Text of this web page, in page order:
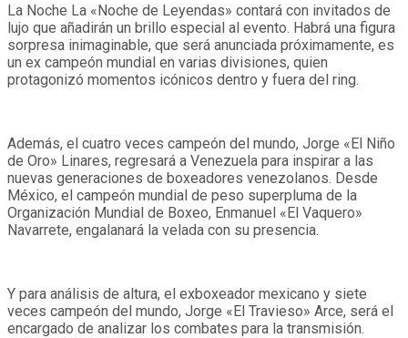
La Noche La «Noche de Leyendas» contará con invitados de
lujo que añadirán un brillo especial al evento. Habrá una figura
sorpresa inimaginable, que será anunciada próximamente, es
un ex campeón mundial en varias divisiones, quien
protagonizó momentos icónicos dentro y fuera del ring.
Además, el cuatro veces campeón del mundo, Jorge «El Niño
de Oro» Linares, regresará a Venezuela para inspirar a las
nuevas generaciones de boxeadores venezolanos. Desde
México, el campeón mundial de peso superpluma de la
Organización Mundial de Boxeo, Enmanuel «El Vaquero»
Navarrete, engalanará la velada con su presencia.
Y para análisis de altura, el exboxeador mexicano y siete
veces campeón del mundo, Jorge «El Travieso» Arce, será el
encargado de analizar los combates para la transmisión.